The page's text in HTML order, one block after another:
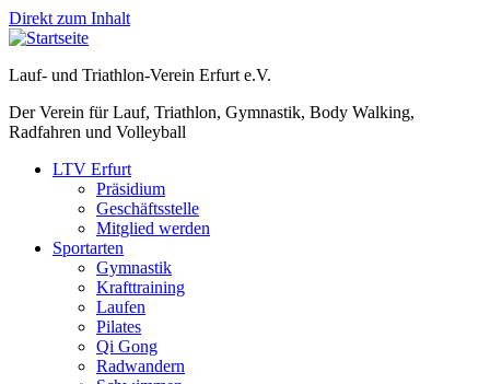
Direkt zum Inhalt
Lauf- und Triathlon-Verein Erfurt e.V.
Der Verein für Lauf, Triathlon, Gymnastik, Body Walking,
Radfahren und Volleyball
LTV Erfurt
Präsidium
Geschäftsstelle
Mitglied werden
Sportarten
Gymnastik
Krafttraining
Laufen
Pilates
Qi Gong
Radwandern